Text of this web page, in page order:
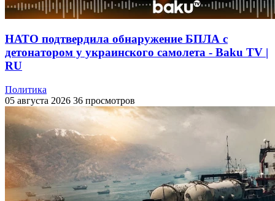
НАТО подтвердила обнаружение БПЛА с
детонатором у украинского самолета - Baku TV |
RU
Политика
05 августа 2026 36 просмотров